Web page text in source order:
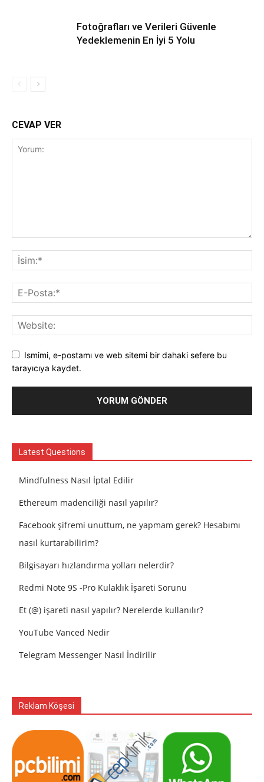
Fotoğrafları ve Verileri Güvenle
Yedeklemenin En İyi 5 Yolu
CEVAP VER
Ismimi, e-postamı ve web sitemi bir dahaki sefere bu
tarayıcıya kaydet.
Latest Questions
Mindfulness Nasıl İptal Edilir
Ethereum madenciliği nasıl yapılır?
Facebook şifremi unuttum, ne yapmam gerek? Hesabımı
nasıl kurtarabilirim?
Bilgisayarı hızlandırma yolları nelerdir?
Redmi Note 9S -Pro Kulaklık İşareti Sorunu
Et (@) işareti nasıl yapılır? Nerelerde kullanılır?
YouTube Vanced Nedir
Telegram Messenger Nasıl İndirilir
Reklam Köşesi